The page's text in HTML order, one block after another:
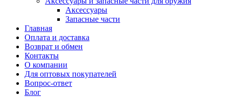
Аксессуары
Запасные части
Главная
Оплата и доставка
Возврат и обмен
Контакты
О компании
Для оптовых покупателей
Вопрос-ответ
Блог